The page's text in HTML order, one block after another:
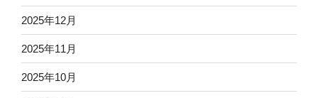
2025年12月
2025年11月
2025年10月